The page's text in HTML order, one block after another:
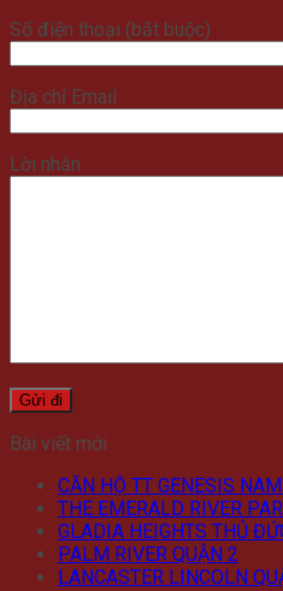
Số điện thoại (bắt buộc)
Địa chỉ Email
Lời nhắn
Bài viết mới
CĂN HỘ TT GENESIS
THE EMERALD RIVER
GLADIA HEIGHTS THỦ
PALM RIVER QUẬN 2
LANCASTER LINCOLN